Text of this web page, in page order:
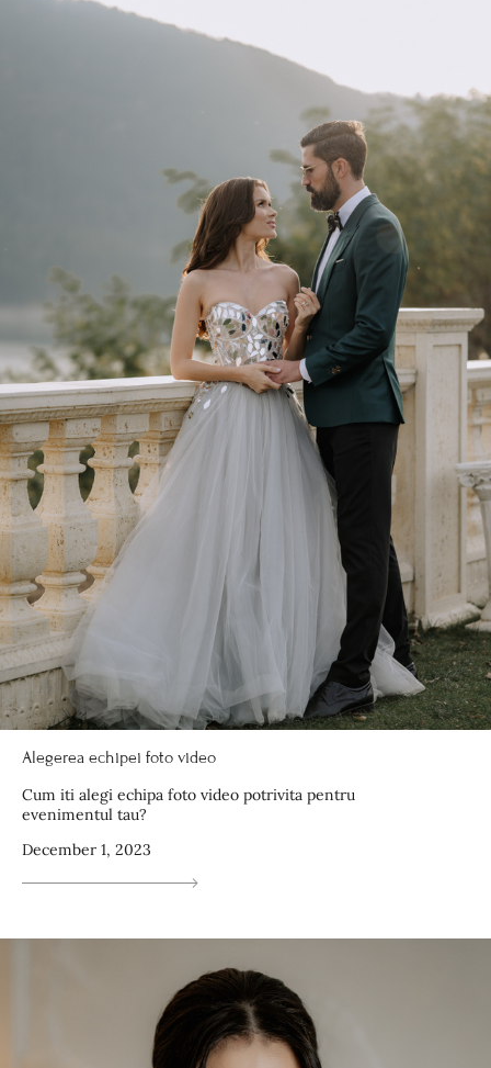
Alegerea echipei foto video
Cum iti alegi echipa foto video potrivita pentru
evenimentul tau?
December 1, 2023